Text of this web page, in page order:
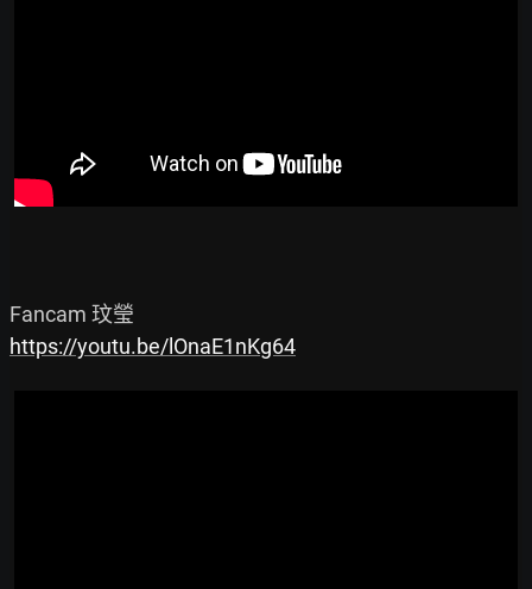
https://youtu.be/lOnaE1nKg64